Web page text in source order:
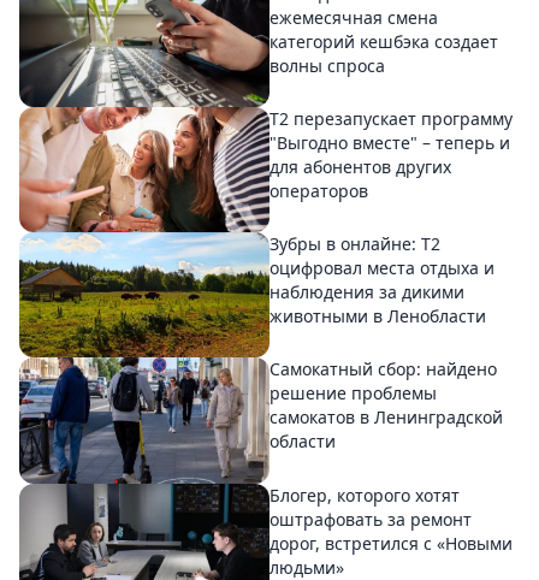
ежемесячная смена
категорий кешбэка создает
волны спроса
Т2 перезапускает программу
"Выгодно вместе" – теперь и
для абонентов других
операторов
Зубры в онлайне: Т2
оцифровал места отдыха и
наблюдения за дикими
животными в Ленобласти
Самокатный сбор: найдено
решение проблемы
самокатов в Ленинградской
области
Блогер, которого хотят
оштрафовать за ремонт
дорог, встретился с «Новыми
людьми»